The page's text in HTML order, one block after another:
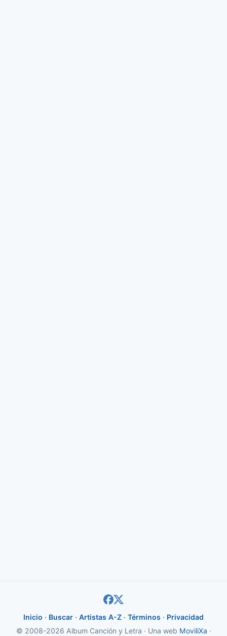
Inicio · Buscar · Artistas A-Z · Términos · Privacidad
© 2008-2026 Album Canción y Letra · Una web MoviliXa ·